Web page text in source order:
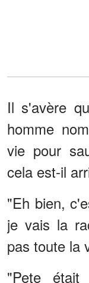
Il s'avère
homme
vie pour
cela est-il
"Eh bien,
je vais la
pas toute la
"Pete